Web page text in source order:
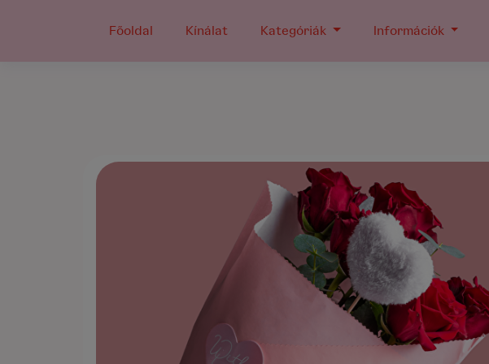
Főoldal Kínálat Kategóriák Információk